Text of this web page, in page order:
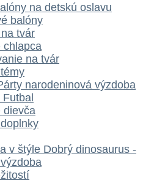
na detskú oslavu
balóny
tvár
chlapca
na tvár
narodeninová výzdoba
Futbal
dievča
v štýle Dobrý dinosaurus -